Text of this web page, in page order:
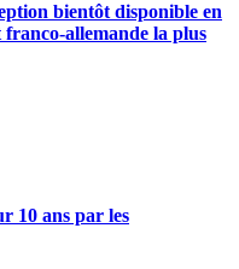
bientôt disponible en
allemande la plus
10 ans par les